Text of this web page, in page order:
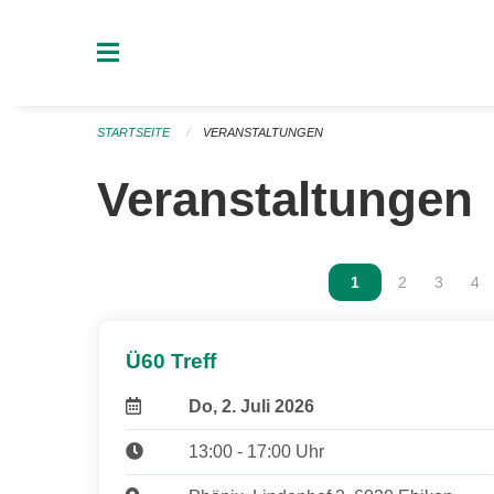
STARTSEITE VERANSTALTUNGEN
Veranstaltungen
Vous êtes sur la
1 Vous êtes
2 Vous
3 4
Ü60 Treff
Do, 2. Juli 2026
13:00 - 17:00 Uhr